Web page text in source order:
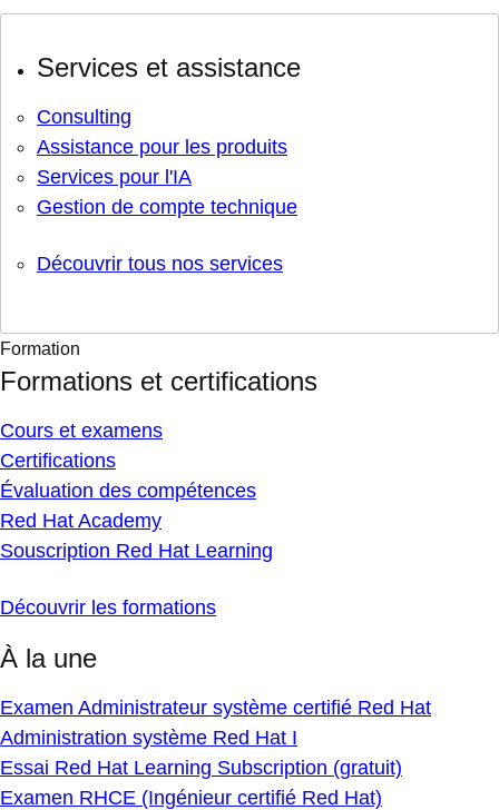
Services et assistance
Consulting
Assistance pour les produits
Services pour l'IA
Gestion de compte technique
Découvrir tous nos services
Formation
Formations et certifications
Cours et examens
Certifications
Évaluation des compétences
Red Hat Academy
Souscription Red Hat Learning
Découvrir les formations
À la une
Examen Administrateur système certifié Red Hat
Administration système Red Hat I
Essai Red Hat Learning Subscription (gratuit)
Examen RHCE (Ingénieur certifié Red Hat)